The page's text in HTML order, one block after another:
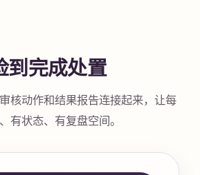
到完成处置
核动作和结果报告连接起来，让每
有状态、有复盘空间。